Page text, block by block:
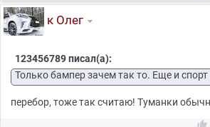
к Олег
123456789 писал(а):
Только бампер зачем так то. Еще и спорт
перебор, тоже так считаю! Туманки
